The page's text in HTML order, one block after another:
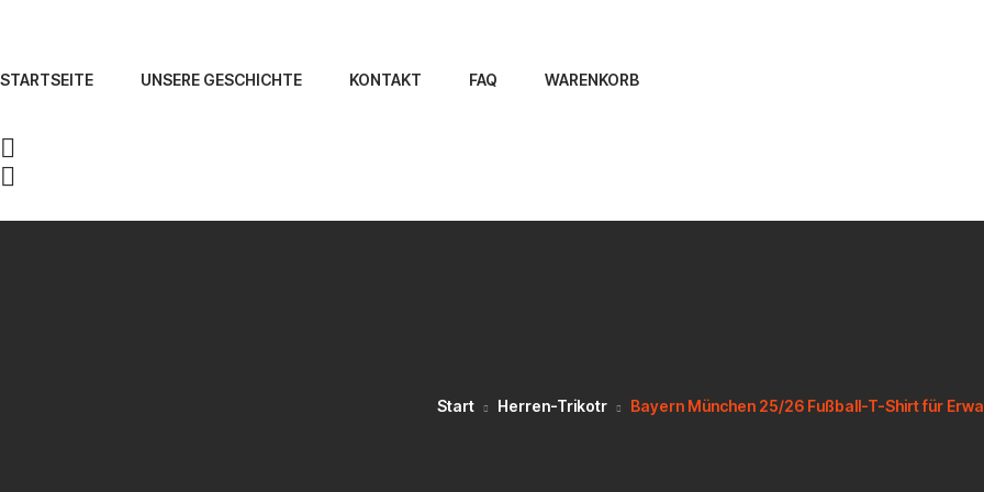
STARTSEITE UNSERE GESCHICHTE KONTAKT FAQ WARENKORB
Start Herren-Trikotr Bayern München 25/26 Fußball-T-Shirt für